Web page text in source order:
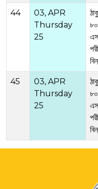
44
03, APR
Thursday
25
45
03, APR
Thursday
25